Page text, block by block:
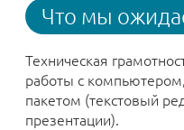
Что мы
Техническая
работы с
пакетом (текстовый
презентации).